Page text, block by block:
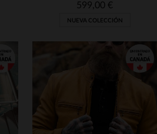
TALLAS DISPONIBLES
599,00 €
NUEVA COLECCIÓN